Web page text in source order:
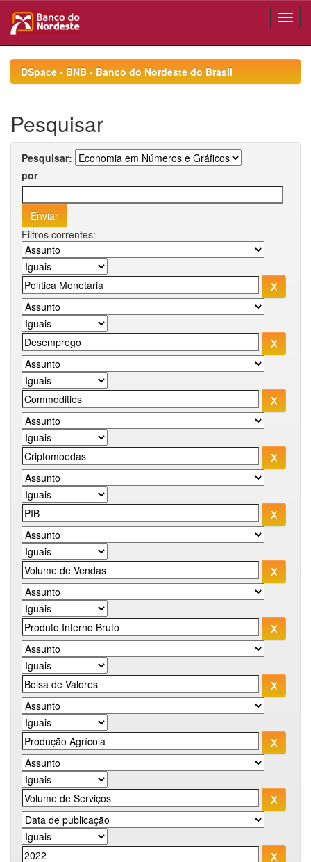
navigationDSpace - BNB - Banco do Nordeste do Brasil
Pesquisar
Pesquisar:
por
Filtros correntes: